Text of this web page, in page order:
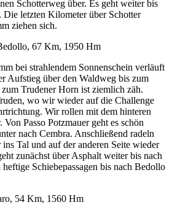
Schotterweg über. Es geht weiter bis
Die letzten Kilometer über Schotter
ziehen sich.
67 Km, 1950 Hm
bei strahlendem Sonnenschein verläuft
Aufstieg über den Waldweg bis zum
Trudener Horn ist ziemlich zäh.
wo wir wieder auf die Challenge
Wir rollen mit dem hinteren
Von Passo Potzmauer geht es schön
nach Cembra. Anschließend radeln
Tal und auf der anderen Seite wieder
zunächst über Asphalt weiter bis nach
Schiebepassagen bis nach Bedollo
54 Km, 1560 Hm